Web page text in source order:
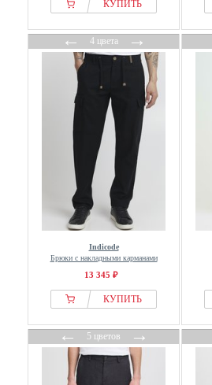
КУПИТЬ
←4 цвета→
Indicode
Брюки с накладными карманами
13 345 ₽
КУПИТЬ
←5 цветов→